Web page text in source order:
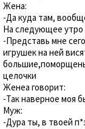
Жена:
-Да куда там,
На следующее
-Представь мне
игрушек на ней
целочки
Женеа говорит:
-Так наверное моя
Муж:
-Дура ты, в твоей